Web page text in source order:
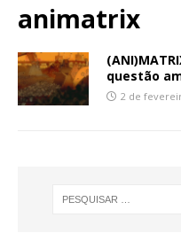
animatrix
questão
2 de